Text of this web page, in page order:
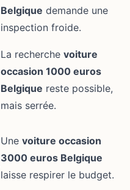
Belgique demande une
inspection froide.
La recherche voiture
occasion 1000 euros
Belgique reste possible,
mais serrée.
Une voiture occasion
3000 euros Belgique
laisse respirer le budget.